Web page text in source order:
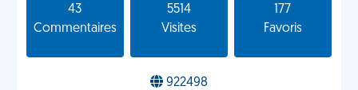
43
Commentaires
5514
Visites
177
Favoris
922498